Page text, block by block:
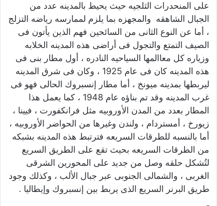
على المنحدرات الثلجيه حيث يحيط بالمدينه عدد من
الجبال الشاهقه والمجهزه بما يلزم لممارسه رياضه التزلج
، أما عن النوع الثانى من السائحين فهم الذين يأتون فى
الصيف التمتع والتجول فى أراضى هذه المدينه الخلابه
وزياره كل معاالمها السياحيه النادره ، أول مطار بنى فى
هذه المدينه كان فى عام 1925 ، وكان فى شرق المدينه
ليربطها بمدينه ميونخ ، أما مطار إنسبروك الحالى فهو فى
غرب المدينه وقد تم بناؤه عام 1948 ، كما يعمل هذا
المطار بعدد من المدن الأوروبيه مثل فرانكفورت ، فيينا ،
زيورخ ، أمستردام ، ولندن وغيرها من الحواضر الأوروبيه ،
أما بالنسبه للطرقات السريعه فترتبط هذه المدينه بشبكه
من الطرقات السريعه بحيث تقع على الطريق السريع
لتُشكل حلقه وصل من جديد على المحورين الشرقى
الغربى ، والشمالى الجنوبى عبر جبال الألب ، وكذلك وجود
طريق البرنر السريع الذى يربط بين إنسبروك وإيطاليا .